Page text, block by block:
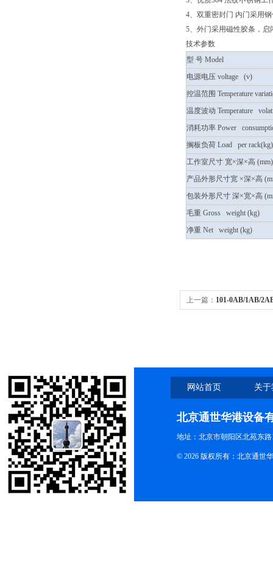
4、双重密封门 内门采用
5、外门采用磁性胶条，启
技术参数
型 号 Model
电源电压 voltage (v)
控温范围 Temperature
温度波动 Temperature
消耗功率 Power
搁板负荷 Load per rack(kg)
工作室尺寸 宽×深×高
产品外形尺寸宽 ×深×高
包装外形尺寸 深×宽×高
毛重 Gross weight (kg)
净重 Net weight (kg)
上一篇： 101-0AB/1AB/
网站首页 关
北京通世华港设备
地址：北京市朝阳区北苑东路
© 2026 版权所有：北京通世